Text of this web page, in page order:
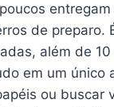
de preparo.
além de
em um único
ou buscar